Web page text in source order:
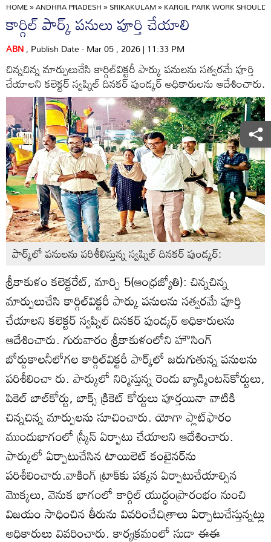
HOME»ANDHRA PRADESH»SRIKAKULAM»KARGIL PARK WORK SHOULD
కార్గిల్‌ పార్క్‌ పనులు పూర్తి చేయాలి
ABN, Publish Date - Mar 05 , 2026 | 11:33 PM
చిన్నచిన్న మార్పులుచేసి కార్గిల్‌విక్టరీ పార్కు పనులను సత్వరమే పూర్తి
చేయాలని కలెక్టర్‌ స్వప్నిల్‌ దినకర్‌ పుండ్కర్‌ అధికారులను ఆదేశించారు.
పార్క్‌లో పనులను పరిశీలిస్తున్న స్వప్నిల్‌ దినకర్‌ పుండ్కర్‌:
శ్రీకాకుళం కలెక్టరేట్‌, మార్చి 5(ఆంధ్రజ్యోతి): చిన్నచిన్న
మార్పులుచేసి కార్గిల్‌విక్టరీ పార్కు పనులను సత్వరమే పూర్తి
చేయాలని కలెక్టర్‌ స్వప్నిల్‌ దినకర్‌ పుండ్కర్‌ అధికారులను
ఆదేశించారు. గురువారం శ్రీకాకుళంలోని హౌసింగ్‌
బోర్డుకాలనీలోగల కార్గిల్‌విక్టరీ పార్క్‌లో జరుగుతున్న పనులను
పరిశీలించా రు. పార్కులో నిర్మిస్తున్న రెండు బ్యాడ్మింటన్‌కోర్టులు,
పికెల్‌ బాల్‌కోర్టు, బాక్స్‌ క్రికెట్‌ కోర్టులు పూర్తయినా వాటికి
చిన్నచిన్న మార్పులను సూచించారు. యోగా ప్లాట్‌ఫారం
ముందుభాగంలో స్ర్కీన్‌ ఏర్పాటు చేయాలని ఆదేశించారు.
పార్కులో ఏర్పాటుచేసిన టాయిలెట్‌ కంటైనర్‌ను
పరిశీలించారు.వాకింగ్‌ ట్రాక్‌కు పక్కన ఏర్పాటుచేయాల్సిన
మొక్కలు, వెనుక భాగంలో కార్గిల్‌ యుద్ధంప్రారంభం నుంచి
విజయం సాధించిన తీరును వివరించేచిత్రాలు ఏర్పాటుచేస్తున్నట్లు
అధికారులు వివరించారు. కార్యక్రమంలో సుడా ఈఈ